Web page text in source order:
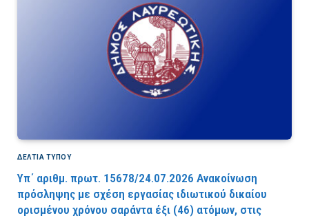
ΔΕΛΤΙΑ ΤΥΠΟΥ
Υπ΄ αριθμ. πρωτ. 15678/24.07.2026 Ανακοίνωση
πρόσληψης με σχέση εργασίας ιδιωτικού δικαίου
ορισμένου χρόνου σαράντα έξι (46) ατόμων, στις